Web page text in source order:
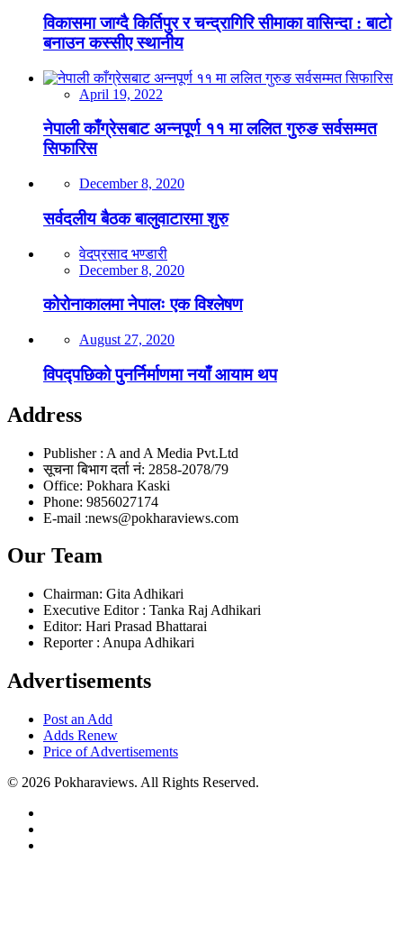
विकासमा जाग्दै किर्तिपुर र चन्द्रागिरि सीमाका वासिन्दा : बाटो
बनाउन कस्सीए स्थानीय
April 19, 2022
नेपाली काँग्रेसबाट अन्नपूर्ण ११ मा ललित गुरुङ सर्वसम्मत
सिफारिस
December 8, 2020
सर्वदलीय बैठक बालुवाटारमा शुरु
वेदप्रसाद भण्डारी
December 8, 2020
कोरोनाकालमा नेपालः एक विश्लेषण
August 27, 2020
विपद्पछिको पुनर्निर्माणमा नयाँ आयाम थप
Address
Publisher : A and A Media Pvt.Ltd
सूचना बिभाग दर्ता नं: 2858-2078/79
Office: Pokhara Kaski
Phone: 9856027174
E-mail :news@pokharaviews.com
Our Team
Chairman: Gita Adhikari
Executive Editor : Tanka Raj Adhikari
Editor: Hari Prasad Bhattarai
Reporter : Anupa Adhikari
Advertisements
Post an Add
Adds Renew
Price of Advertisements
© 2026 Pokharaviews. All Rights Reserved.